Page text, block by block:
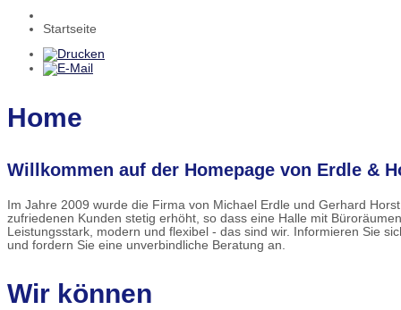
Startseite
Home
Willkommen auf der Homepage von Erdle &
Im Jahre 2009 wurde die Firma von Michael Erdle und Gerhard
zufriedenen Kunden stetig erhöht, so dass eine Halle mit
Leistungsstark, modern und flexibel - das sind wir. Informieren Sie
und fordern Sie eine unverbindliche Beratung an.
Wir können